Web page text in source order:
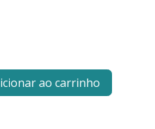
ao carrinho